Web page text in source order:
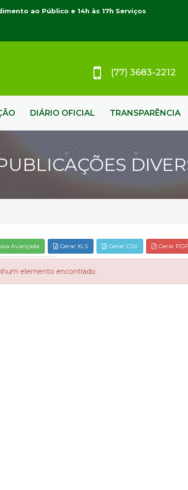
ao Público e 14h às 17h Serviços
(77) 3683-2212
DIÁRIO OFICIAL TRANSPARÊNCIA
Avançada Gerar XLS Gerar CSV Gerar PDF
elemento encontrado.